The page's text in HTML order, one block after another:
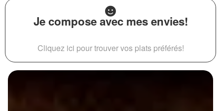
Je compose avec mes envies!
Cliquez ici pour trouver vos plats préférés!